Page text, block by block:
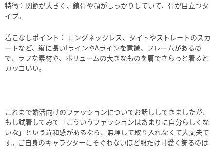
特徴：関節が大きく、鎖骨や顎がしっかりしていて、骨が目立つタ
イプ。
着こなしポイント： ロングネックレス、タイトやストレートのスカ
ートなど、縦に長いIラインやAラインを意識。フレームがあるの
で、ラフな素材や、ボリュームの大きなものを肩でさらっと着ると
カッコいい。
これまで婚活向けのファッションについてお話ししてきましたが、
もし試着してみて「こういうファッションはあまりに自分らしくな
いな」という違和感があるなら、無理して取り入れなくて大丈夫で
す。ご自身のキャラクターにそぐわないほど服だけ可愛く飾るのは